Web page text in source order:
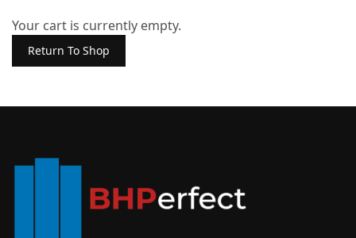
Your cart is currently empty.
Return To Shop